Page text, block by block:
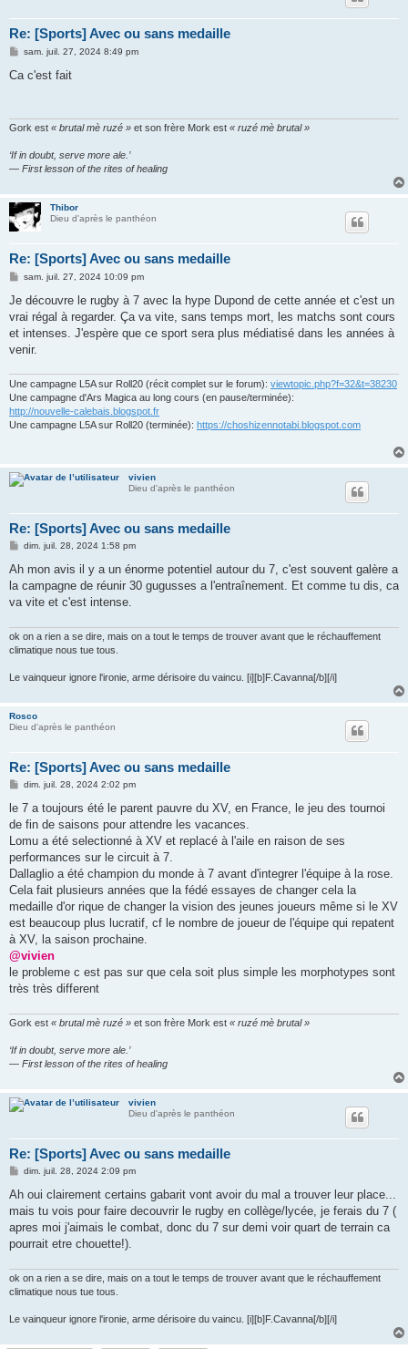
Re: [Sports] Avec ou sans medaille
M
s
sam. juil. 27, 2024 8:49 pm
Ca c'est fait
Gork est « brutal mè ruzé » et son frère Mork est « ruzé mè brutal »
‘If in doubt, serve more ale.’
— First lesson of the rites of healing
Thibor
Dieu d'après le panthéon
Re: [Sports] Avec ou sans medaille
M
s
a
g
sam. juil. 27, 2024 10:09 pm
Je découvre le rugby à 7 avec la hype Dupond de cette année et c'est un
vrai régal à regarder. Ça va vite, sans temps mort, les matchs sont cours
et intenses. J'espère que ce sport sera plus médiatisé dans les années à
venir.
Une campagne L5A sur Roll20 (récit complet sur le forum): viewtopic.php?f=32&t=38230
Une campagne d'Ars Magica au long cours (en pause/terminée):
http://nouvelle-calebais.blogspot.fr
Une campagne L5A sur Roll20 (terminée): https://choshizennotabi.blogspot.com
vivien
Dieu d'après le panthéon
Re: [Sports] Avec ou sans medaille
M
s
a
g
dim. juil. 28, 2024 1:58 pm
Ah mon avis il y a un énorme potentiel autour du 7, c'est souvent galère a
la campagne de réunir 30 gugusses a l'entraînement. Et comme tu dis, ca
va vite et c'est intense.
ok on a rien a se dire, mais on a tout le temps de trouver avant que le réchauffement
climatique nous tue tous.
Le vainqueur ignore l'ironie, arme dérisoire du vaincu. [i][b]F.Cavanna[/b][/i]
Rosco
Dieu d'après le panthéon
Re: [Sports] Avec ou sans medaille
M
s
a
g
dim. juil. 28, 2024 2:02 pm
le 7 a toujours été le parent pauvre du XV, en France, le jeu des tournoi
de fin de saisons pour attendre les vacances.
Lomu a été selectionné à XV et replacé à l'aile en raison de ses
performances sur le circuit à 7.
Dallaglio a été champion du monde à 7 avant d'integrer l'équipe à la rose.
Cela fait plusieurs années que la fédé essayes de changer cela la
medaille d'or rique de changer la vision des jeunes joueurs même si le XV
est beaucoup plus lucratif, cf le nombre de joueur de l'équipe qui repatent
à XV, la saison prochaine.
@vivien
le probleme c est pas sur que cela soit plus simple les morphotypes sont
très très different
Gork est « brutal mè ruzé » et son frère Mork est « ruzé mè brutal »
‘If in doubt, serve more ale.’
— First lesson of the rites of healing
vivien
Dieu d'après le panthéon
Re: [Sports] Avec ou sans medaille
M
s
a
g
dim. juil. 28, 2024 2:09 pm
Ah oui clairement certains gabarit vont avoir du mal a trouver leur place...
mais tu vois pour faire decouvrir le rugby en collège/lycée, je ferais du 7 (
apres moi j'aimais le combat, donc du 7 sur demi voir quart de terrain ca
pourrait etre chouette!).
ok on a rien a se dire, mais on a tout le temps de trouver avant que le réchauffement
climatique nous tue tous.
Le vainqueur ignore l'ironie, arme dérisoire du vaincu. [i][b]F.Cavanna[/b][/i]